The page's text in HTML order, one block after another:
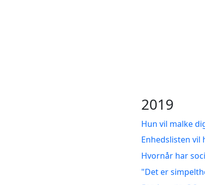
2019
Hun vil malke
Enhedslisten
Hvornår har
"Det er